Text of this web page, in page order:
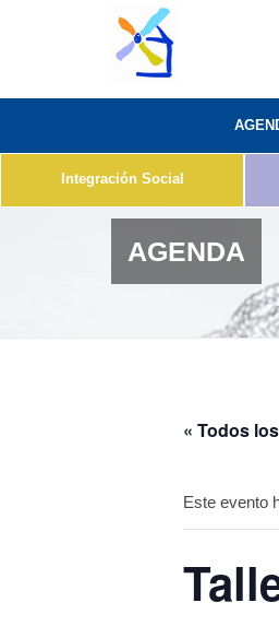
Integración Social
AGENDA
« Todos
Este evento